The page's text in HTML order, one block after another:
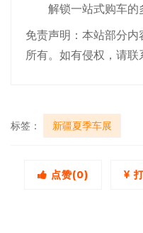
解锁一站式购车的
免责声明：本站部分
所有。如有侵权，请联
标签： 新疆夏季车展
点赞(0)